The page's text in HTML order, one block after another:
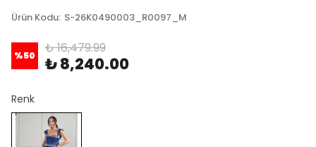
Ürün Kodu: S-26K0490003_R0097_M
%50 ₺ 16,479.99
₺ 8,240.00
Renk